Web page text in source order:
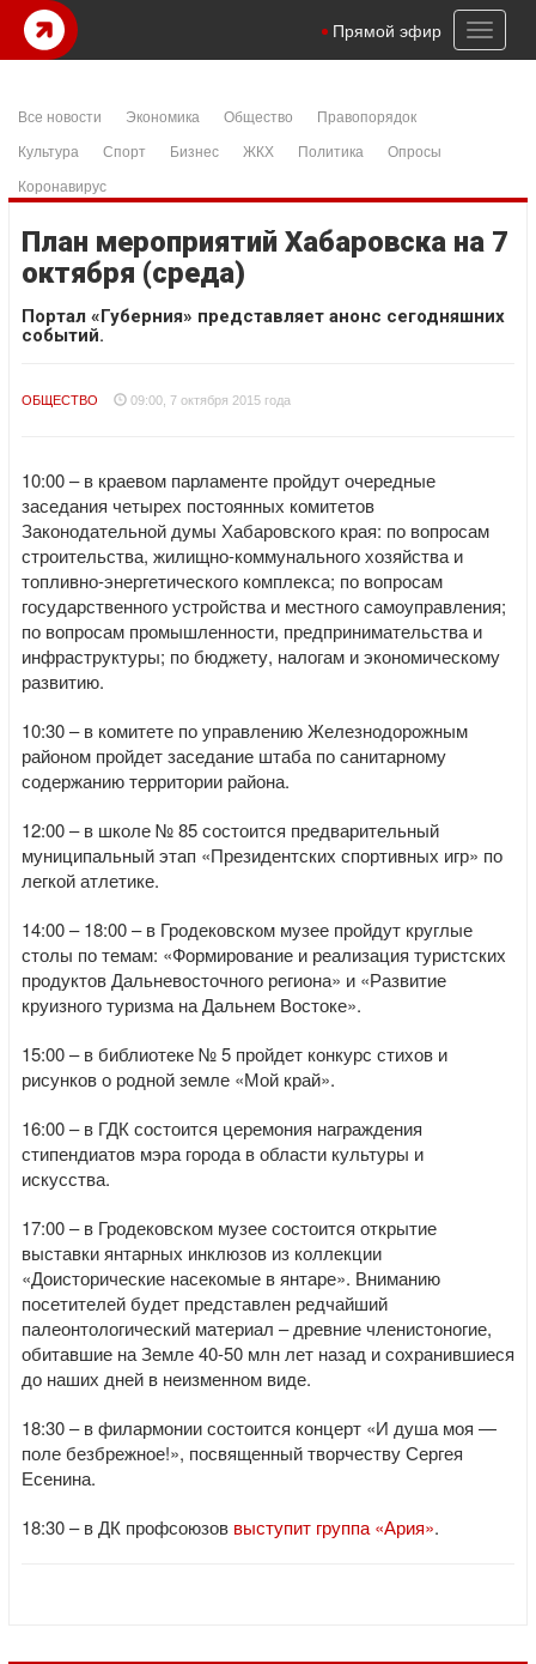
Toggle
Прямой эфир
Все новости Экономика Общество
Правопорядок
Культура
Спорт Бизнес ЖКХ Политика
Опросы
Коронавирус
План мероприятий Хабаровска на 7
октября (среда)
Портал «Губерния» представляет анонс сегодняшних
событий.
ОБЩЕСТВО 09:00, 7 октября 2015 года
10:00 – в краевом парламенте пройдут очередные
заседания четырех постоянных комитетов
Законодательной думы Хабаровского края: по вопросам
строительства, жилищно-коммунального хозяйства и
топливно-энергетического комплекса; по вопросам
государственного устройства и местного самоуправления;
по вопросам промышленности, предпринимательства и
инфраструктуры; по бюджету, налогам и экономическому
развитию.
10:30 – в комитете по управлению Железнодорожным
районом пройдет заседание штаба по санитарному
содержанию территории района.
12:00 – в школе № 85 состоится предварительный
муниципальный этап «Президентских спортивных игр» по
легкой атлетике.
14:00 – 18:00 – в Гродековском музее пройдут круглые
столы по темам: «Формирование и реализация туристских
продуктов Дальневосточного региона» и «Развитие
круизного туризма на Дальнем Востоке».
15:00 – в библиотеке № 5 пройдет конкурс стихов и
рисунков о родной земле «Мой край».
16:00 – в ГДК состоится церемония награждения
стипендиатов мэра города в области культуры и
искусства.
17:00 – в Гродековском музее состоится открытие
выставки янтарных инклюзов из коллекции
«Доисторические насекомые в янтаре». Вниманию
посетителей будет представлен редчайший
палеонтологический материал – древние членистоногие,
обитавшие на Земле 40-50 млн лет назад и сохранившиеся
до наших дней в неизменном виде.
18:30 – в филармонии состоится концерт «И душа моя —
поле безбрежное!», посвященный творчеству Сергея
Есенина.
18:30 – в ДК профсоюзов выступит группа «Ария».